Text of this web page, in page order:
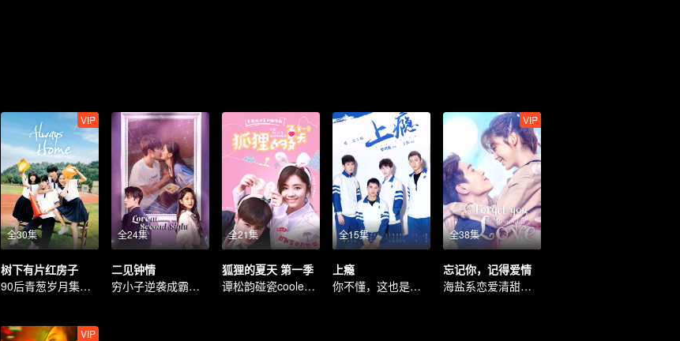
全30集
VIP
树下有片红房子
90后青葱岁月集体记忆
全24集
二见钟情
穷小子逆袭成霸总追初恋
全21集
狐狸的夏天 第一季
谭松韵碰瓷coolest总裁姜潮
全15集
上瘾
你不懂，这也是爱情
全38集
VIP
忘记你，记得爱情
海盐系恋爱清甜来袭
VIP